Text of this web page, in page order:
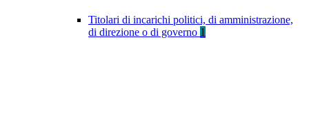
Titolari di incarichi politici, di amministrazione,
di direzione o di governo 1